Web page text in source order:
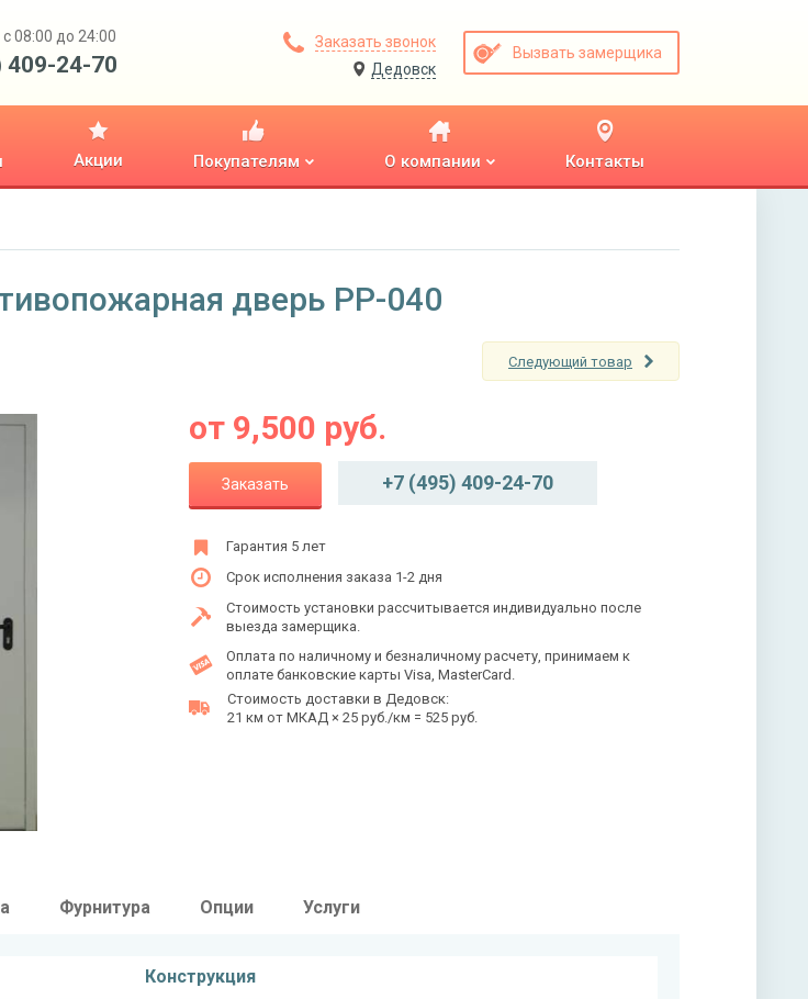
08:00 до 24:00
409-24-70
Заказать звонок
Дедовск
Вызвать замерщика
Акции Покупателям О компании Контакты
дверь PP-040
Следующий товар
от 9,500 руб.
Заказать +7 (495) 409-24-70
Гарантия 5 лет
Срок исполнения заказа 1-2 дня
Стоимость установки рассчитывается индивидуально после
выезда замерщика.
Оплата по наличному и безналичному расчету, принимаем к
оплате банковские карты Visa, MasterCard.
Стоимость доставки в Дедовск:
21 км от МКАД × 25 руб./км = 525 руб.
Фурнитура Опции Услуги
Конструкция